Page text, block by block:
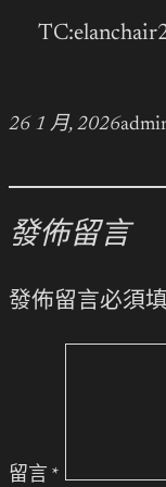
26 1 月, 2026
發佈留言
發佈留言必須
留言 *